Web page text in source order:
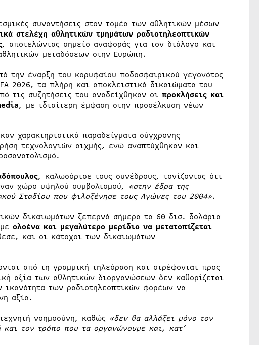
συναντήσεις στον τομέα των αθλητικών μέσων
στελέχη αθλητικών τμημάτων ραδιοτηλεοπτικών
, αποτελώντας σημείο αναφοράς για τον διάλογο και
μεταδόσεων στην Ευρώπη.
την έναρξη του κορυφαίου ποδοσφαιρικού γεγονότος
2026, τα πλήρη και αποκλειστικά δικαιώματα του
τις συζητήσεις του αναδείχθηκαν οι προκλήσεις και
, με ιδιαίτερη έμφαση στην προσέλκυση νέων
χαρακτηριστικά παραδείγματα σύγχρονης
τεχνολογιών αιχμής, ενώ αναπτύχθηκαν και
, καλωσόρισε τους συνέδρους, τονίζοντας ότι
χώρο υψηλού συμβολισμού, «στην έδρα της
Σταδίου που φιλοξένησε τους Αγώνες του 2004».
δικαιωμάτων ξεπερνά σήμερα τα 60 δισ. δολάρια
ολοένα και μεγαλύτερο μερίδιο να μετατοπίζεται
και οι κάτοχοι των δικαιωμάτων
από τη γραμμική τηλεόραση και στρέφονται προς
αξία των αθλητικών διοργανώσεων δεν καθορίζεται
των ραδιοτηλεοπτικών φορέων να
αξία.
νοημοσύνη, καθώς «δεν θα αλλάξει μόνο τον
τον τρόπο που τα οργανώνουμε και, κατ’